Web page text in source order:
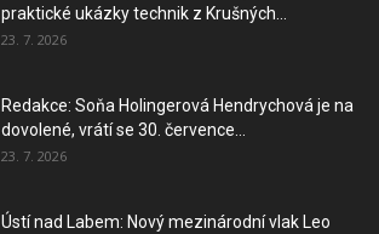
praktické ukázky technik z Krušných...
23. 7. 2026
Redakce: Soňa Holingerová Hendrychová je na
dovolené, vrátí se 30. července...
23. 7. 2026
Ústí nad Labem: Nový mezinárodní vlak Leo